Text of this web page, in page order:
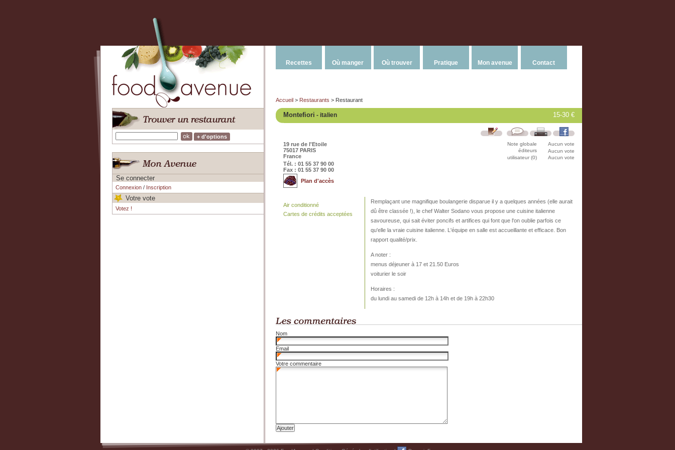
+ d'options
Se connecter
Connexion/ Inscription
Votre vote
Votez !
Recettes Où manger Où trouver Pratique Mon avenue Contact
Accueil > Restaurants > Restaurant
15-30 €
Montefiori - italien
Note globale
Aucun vote
éditeurs
Aucun vote
utilisateur (0)
Aucun vote
19 rue de l'Etoile
75017 PARIS
France
Tél. : 01 55 37 90 00
Fax : 01 55 37 90 00
Plan d'accès
Remplaçant une magnifique boulangerie disparue il y a quelques années (elle aurait
dû être classée !), le chef Walter Sodano vous propose une cuisine italienne
savoureuse, qui sait éviter poncifs et artifices qui font que l'on oublie parfois ce
qu'elle la vraie cuisine italienne. L'équipe en salle est accueillante et efficace. Bon
rapport qualité/prix.
A noter :
menus déjeuner à 17 et 21.50 Euros
voiturier le soir
Horaires :
du lundi au samedi de 12h à 14h et de 19h à 22h30
Air conditionné
Cartes de crédits acceptées
Nom
Email
Votre commentaire